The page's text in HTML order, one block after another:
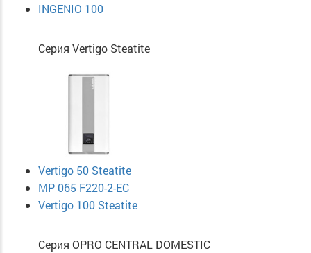
INGENIO 100
Серия Vertigo Steatite
Vertigo 50 Steatite
MP 065 F220-2-EC
Vertigo 100 Steatite
Серия ОPRO CENTRAL DOMESTIC